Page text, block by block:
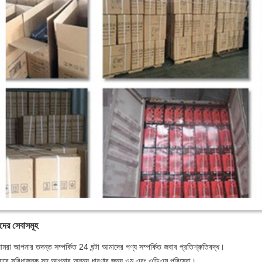
সেবাসমূহ
আপনার তদন্ত সম্পর্কিত 24 ঘন্টা আমাদের পণ্য সম্পর্কিত জবাব প্রতিশ্রুতিবদ্ধ।